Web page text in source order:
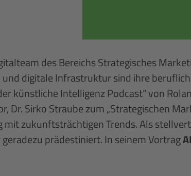
des Bereichs Strategisches
digitale Infrastruktur sind ihre
künstliche Intelligenz Podcast“ von
Dr. Sirko Straube zum „Strategischen
zukunftsträchtigen Trends. Als
prädestiniert. In seinem Vortrag